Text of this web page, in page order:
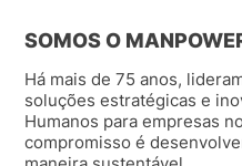
SOMOS O
Há mais de 75 anos,
soluções estratégicas e
Humanos para empresas
compromisso é